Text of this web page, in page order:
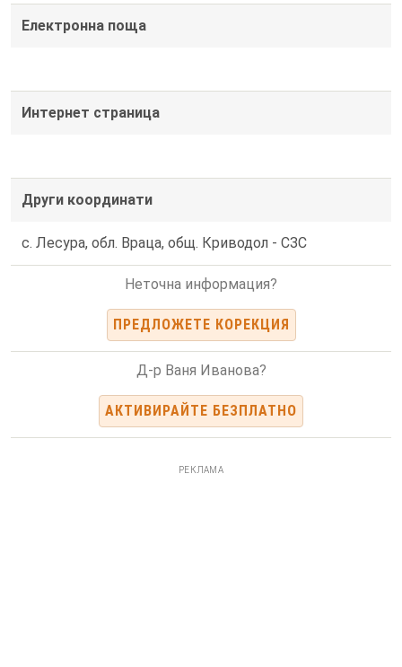
Електронна поща
Интернет страница
Други координати
с. Лесура, обл. Враца, общ. Криводол - СЗС
Неточна информация?
ПРЕДЛОЖЕТЕ КОРЕКЦИЯ
Д-р Ваня Иванова?
АКТИВИРАЙТЕ БЕЗПЛАТНО
РЕКЛАМА